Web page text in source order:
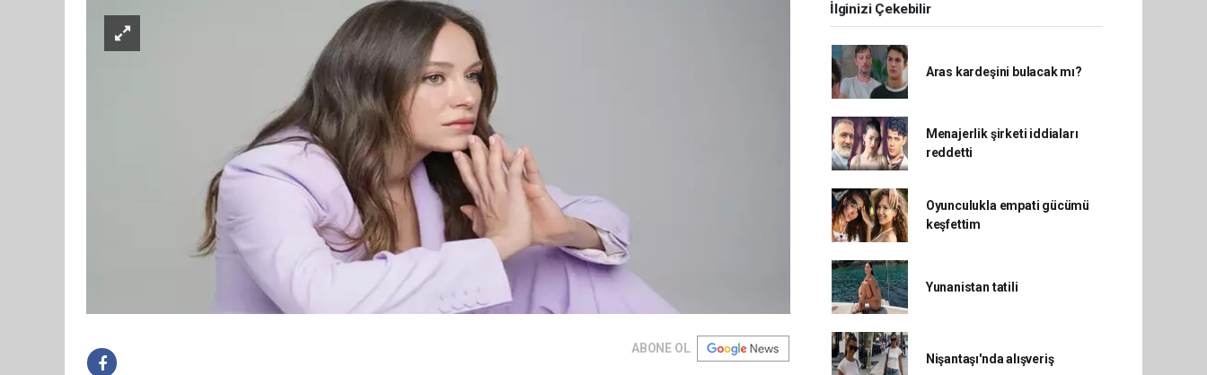
ABONE OL
İlginizi Çekebilir
Aras kardeşini bulacak mı?
Menajerlik şirketi iddiaları
reddetti
Oyunculukla empati gücümü
keşfettim
Yunanistan tatili
Nişantaşı'nda alışveriş